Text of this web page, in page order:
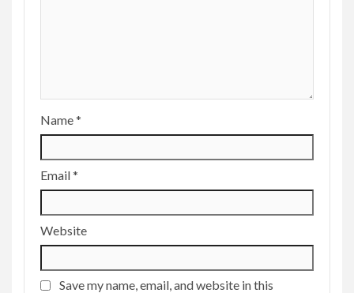
Name*
Email*
Website
Save my name, email, and website in this